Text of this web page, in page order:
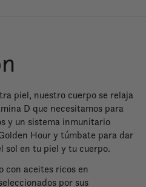
piel, nuestro cuerpo se relaja
D que necesitamos para
y un sistema inmunitario
Hour y túmbate para dar
sol en tu piel y tu cuerpo.
con aceites ricos en
por sus